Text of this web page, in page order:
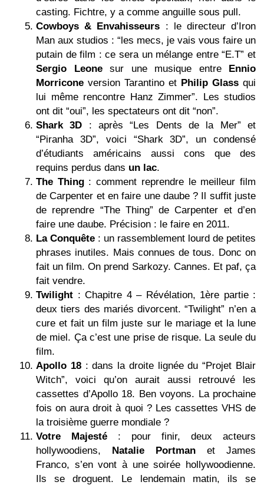
casting. Fichtre, y a comme anguille sous pull.
Cowboys & Envahisseurs : le directeur d’Iron
Man aux studios : “les mecs, je vais vous faire un
putain de film : ce sera un mélange entre “E.T” et
Sergio Leonesur une musique entre
Ennio
Morricone version Tarantino et Philip Glass qui
lui même rencontre Hanz Zimmer”. Les studios
ont dit “oui”, les spectateurs ont dit “non”.
Shark 3D : après “Les Dents de la Mer” et
“Piranha 3D”, voici “Shark 3D”, un condensé
d’étudiants américains aussi cons que des
requins perdus dans un lac.
The Thing: comment reprendre le meilleur film
de Carpenter et en faire une daube ? Il suffit juste
de reprendre “The Thing” de Carpenter et d’en
faire une daube. Précision : le faire en 2011.
La Conquête : un rassemblement lourd de petites
phrases inutiles. Mais connues de tous. Donc on
fait un film. On prend Sarkozy. Cannes. Et paf, ça
fait vendre.
Twilight : Chapitre 4 – Révélation, 1ère partie :
deux tiers des mariés divorcent. “Twilight” n’en a
cure et fait un film juste sur le mariage et la lune
de miel. Ça c’est une prise de risque. La seule du
film.
Apollo 18: dans la droite lignée du “Projet Blair
Witch”, voici qu’on aurait aussi retrouvé les
cassettes d’Apollo 18. Ben voyons. La prochaine
fois on aura droit à quoi ? Les cassettes VHS de
la troisième guerre mondiale ?
Votre Majesté : pour finir, deux acteurs
hollywoodiens,
Natalie Portman et James
Franco, s’en vont à une soirée hollywoodienne.
Ils se droguent. Le lendemain matin, ils se